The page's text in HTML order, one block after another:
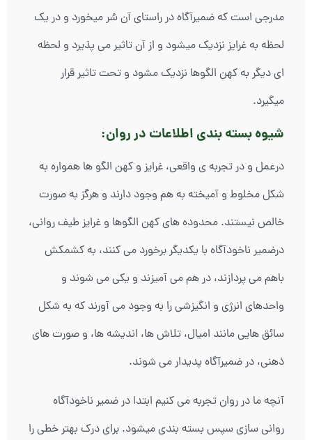
مدرجی است که ضمیرآگاه در راستای آن سُر میخورد و در یک
لحظه به غرایز نزدیک میشود و از آن تاثیر می پذیرد و لحظه
ای دیگر به کهن الگوها نزدیک مشود و تحت تاثیر قرار
میگیرد.
شیوه بسته بندی اطلاعات در روان:
درعمل و در تجربه ی واقعی، غرایز و کهن الگو ها همواره به
شکل مخلوط و آمیخته به هم وجود دارند و هرگز به صورت
خالص نیستند. محدوده های کهن الگوها و غرایز طیف روانی،
درضمیر ناخودآگاه با یکدیگر برخورد می کنند، به کشمکش
باهم می پردازند، در هم می آمیزند و یکی می شوند و
واحدهای انرژی و انگیزشی را به وجود می آورند که به شکل
سائق هایی مانند امیال، تلاش ها، اندیشه ها، و صورت های
ذهنی، در ضمیرآگاه پدیدار می شوند.
آنچه ما در روان تجربه می کنیم ابتدا در ضمیر ناخودآگاه
روانی سازی سپس بسته بندی میشود. برای درک بهتر خطی را